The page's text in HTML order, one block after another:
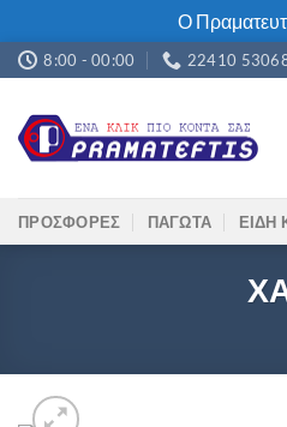
Ο
Μετάβαση
στο
περιεχόμενο
8:00 - 00:00 22410
ΠΡΟΣΦΟΡΕΣ ΠΑΓΩΤΑ ΕΙΔΗ